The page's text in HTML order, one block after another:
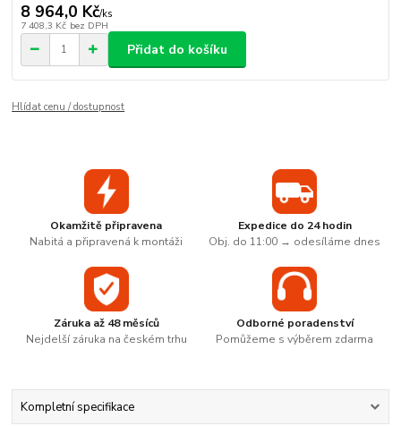
8 964,0 Kč/ks
7 408,3 Kč bez DPH
Přidat do košíku
Hlídat cenu / dostupnost
Okamžitě připravena
Nabitá a připravená k montáži
Expedice do 24 hodin
Obj. do 11:00 → odesíláme dnes
Záruka až 48 měsíců
Nejdelší záruka na českém trhu
Odborné poradenství
Pomůžeme s výběrem zdarma
Kompletní specifikace